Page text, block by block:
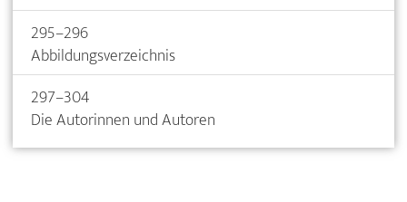
295–296
Abbildungsverzeichnis
297–304
Die Autorinnen und Autoren